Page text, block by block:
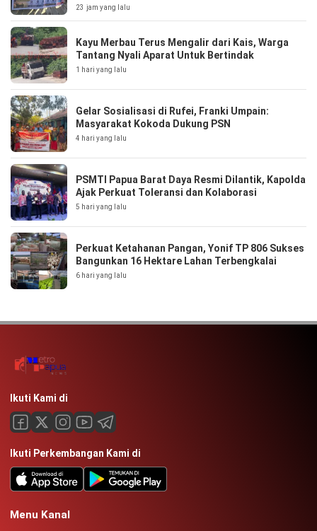
23 jam yang lalu
Kayu Merbau Terus Mengalir dari Kais, Warga
Tantang Nyali Aparat Untuk Bertindak
1 hari yang lalu
Gelar Sosialisasi di Rufei, Franki Umpain:
Masyarakat Kokoda Dukung PSN
4 hari yang lalu
PSMTI Papua Barat Daya Resmi Dilantik, Kapolda
Ajak Perkuat Toleransi dan Kolaborasi
5 hari yang lalu
Perkuat Ketahanan Pangan, Yonif TP 806 Sukses
Bangunkan 16 Hektare Lahan Terbengkalai
6 hari yang lalu
Ikuti Kami di
Ikuti Perkembangan Kami di
Menu Kanal